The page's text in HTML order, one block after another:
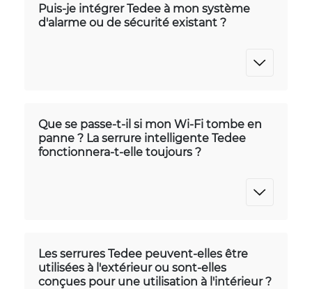
Puis-je intégrer Tedee à mon système
d'alarme ou de sécurité existant ?
Que se passe-t-il si mon Wi-Fi tombe en
panne ? La serrure intelligente Tedee
fonctionnera-t-elle toujours ?
Les serrures Tedee peuvent-elles être
utilisées à l'extérieur ou sont-elles
conçues pour une utilisation à l'intérieur ?